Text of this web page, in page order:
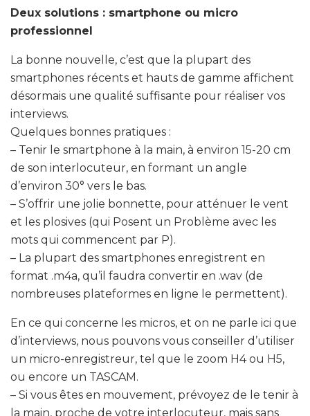
Deux solutions : smartphone ou micro
professionnel
La bonne nouvelle, c’est que la plupart des
smartphones récents et hauts de gamme affichent
désormais une qualité suffisante pour réaliser vos
interviews.
Quelques bonnes pratiques :
– Tenir le smartphone à la main, à environ 15-20 cm
de son interlocuteur, en formant un angle
d’environ 30° vers le bas.
– S’offrir une jolie bonnette, pour atténuer le vent
et les plosives (qui Posent un Problème avec les
mots qui commencent par P).
– La plupart des smartphones enregistrent en
format .m4a, qu’il faudra convertir en .wav (de
nombreuses plateformes en ligne le permettent).
En ce qui concerne les micros, et on ne parle ici que
d’interviews, nous pouvons vous conseiller d’utiliser
un micro-enregistreur, tel que le zoom H4 ou H5,
ou encore un TASCAM.
– Si vous êtes en mouvement, prévoyez de le tenir à
la main, proche de votre interlocuteur, mais sans